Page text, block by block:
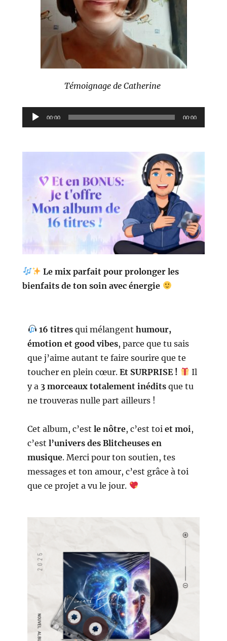
Témoignage de Catherine
Lecteur
audio
00:00 00:00
Le mix parfait pour prolonger les
bienfaits de ton soin avec énergie
16 titresqui mélangent humour,
émotion et good vibes, parce que tu sais
que j’aime autant te faire sourire que te
toucher en plein cœur.Et SURPRISE !
Il
y a 3 morceaux totalement inédits que tu
ne trouveras nulle part ailleurs !
Cet album, c’estle nôtre, c’est toi et moi ,
c’estl’univers des Blitcheuses en
musique. Merci pour ton soutien, tes
messages et ton amour, c’est grâce à toi
que ce projet a vu le jour.